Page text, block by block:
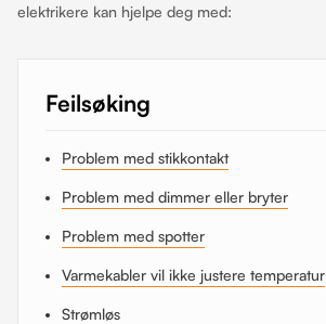
elektrikere kan hjelpe deg med:
Feilsøking
Problem med stikkontakt
Problem med dimmer eller bryter
Problem med spotter
Varmekabler vil ikke justere temperatur
Strømløs